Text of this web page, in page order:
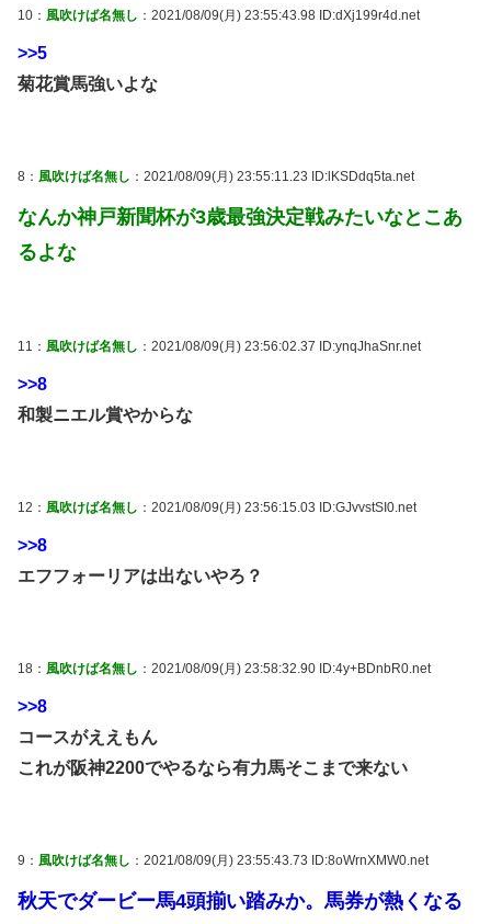
10： 風吹けば名無し ：2021/08/09(月) 23:55:43.98 ID:dXj199r4d.net
>>5
菊花賞馬強いよな
8： 風吹けば名無し ：2021/08/09(月) 23:55:11.23 ID:lKSDdq5ta.net
なんか神戸新聞杯が3歳最強決定戦みたいなとこあ
るよな
11： 風吹けば名無し ：2021/08/09(月) 23:56:02.37 ID:ynqJhaSnr.net
>>8
和製ニエル賞やからな
12： 風吹けば名無し ：2021/08/09(月) 23:56:15.03 ID:GJvvstSI0.net
>>8
エフフォーリアは出ないやろ？
18： 風吹けば名無し ：2021/08/09(月) 23:58:32.90 ID:4y+BDnbR0.net
>>8
コースがええもん
これが阪神2200でやるなら有力馬そこまで来ない
9： 風吹けば名無し ：2021/08/09(月) 23:55:43.73 ID:8oWrnXMW0.net
秋天でダービー馬4頭揃い踏みか。馬券が熱くなる